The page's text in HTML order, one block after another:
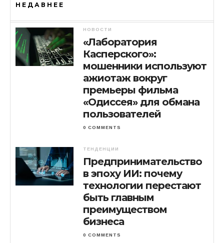
НЕДАВНЕЕ
НОВОСТИ
«Лаборатория
Касперского»:
мошенники используют
ажиотаж вокруг
премьеры фильма
«Одиссея» для обмана
пользователей
0 COMMENTS
ТЕНДЕНЦИИ
Предпринимательство
в эпоху ИИ: почему
технологии перестают
быть главным
преимуществом
бизнеса
0 COMMENTS